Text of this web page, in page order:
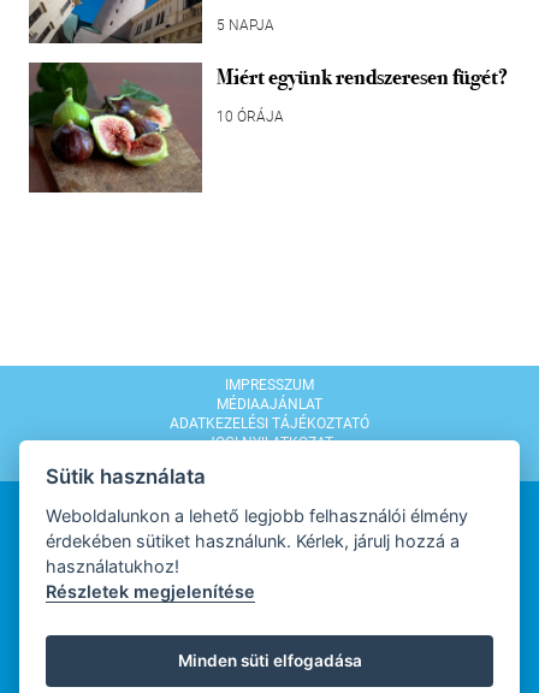
5 NAPJA
Miért együnk rendszeresen fügét?
10 ÓRÁJA
IMPRESSZUM
MÉDIAAJÁNLAT
ADATKEZELÉSI TÁJÉKOZTATÓ
JOGI NYILATKOZAT
WEBDESIGN
WEBFEJLESZTŐ
Sütik használata
Weboldalunkon a lehető legjobb felhasználói élmény
érdekében sütiket használunk. Kérlek, járulj hozzá a
használatukhoz!
Részletek megjelenítése
Minden süti elfogadása